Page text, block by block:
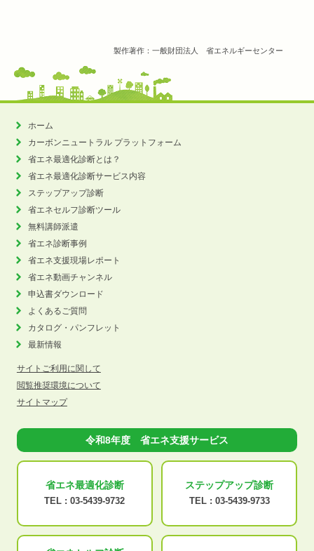
製作著作：一般財団法人 省エネルギーセンター
ホーム
カーボンニュートラル プラットフォーム
省エネ最適化診断とは？
省エネ最適化診断サービス内容
ステップアップ診断
省エネセルフ診断ツール
無料講師派遣
省エネ診断事例
省エネ支援現場レポート
省エネ動画チャンネル
申込書ダウンロード
よくあるご質問
カタログ・パンフレット
最新情報
サイトご利用に関して
閲覧推奨環境について
サイトマップ
令和8年度 省エネ支援サービス
省エネ最適化診断
TEL : 03-5439-9732
ステップアップ診断
TEL : 03-5439-9733